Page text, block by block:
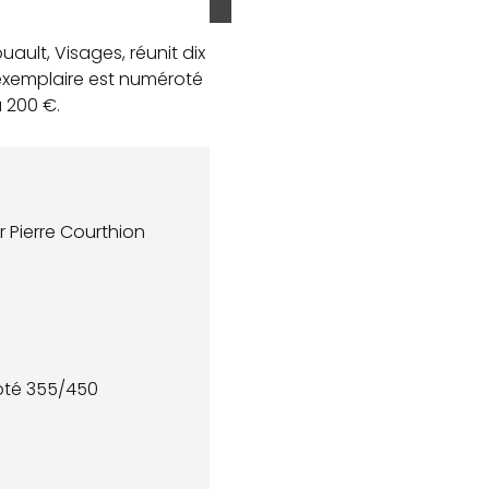
Visages, réunit dix
est numéroté
200 €.
Pierre Courthion
355/450